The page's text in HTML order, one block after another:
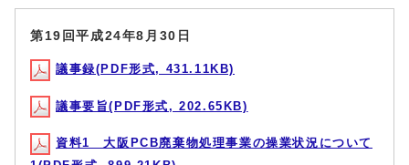
第19回平成24年8月30日
議事録(PDF形式, 431.11KB)
議事要旨(PDF形式, 202.65KB)
資料1 大阪PCB廃棄物処理事業の操業状況について